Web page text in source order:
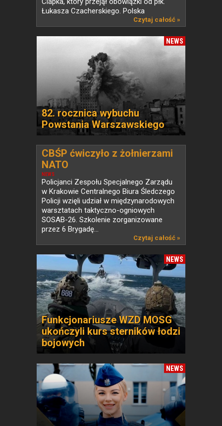
Łukasza Czacherskiego. Polska
Czytaj całość »
NEWS
82. rocznica wybuchu
Powstania Warszawskiego
NEWS
CBŚP ćwiczyło z żołnierzami
NATO
Policjanci Zespołu Specjalnego Zarządu
w Krakowie Centralnego Biura Śledczego
Policji wzięli udział w międzynarodowych
warsztatach taktyczno-ogniowych
SOSAB-26. Szkolenie zorganizowane
przez 6 Brygadę...
Czytaj całość »
NEWS
Funkcjonariusze WZD MOSG
ukończyli kurs sterników łodzi
bojowych
NEWS